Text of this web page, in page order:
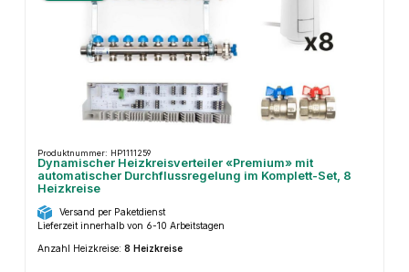
Produktnummer: HP1111259
Dynamischer Heizkreisverteiler «Premium» mit
automatischer Durchflussregelung im Komplett-Set, 8
Heizkreise
Versand per Paketdienst
Lieferzeit innerhalb von 6-10 Arbeitstagen
Anzahl Heizkreise: 8 Heizkreise